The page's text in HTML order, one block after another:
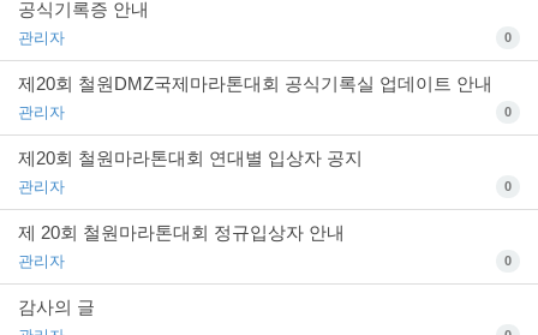
공식기록증 안내
관리자 0
제20회 철원DMZ국제마라톤대회 공식기록실 업데이트 안내
관리자 0
제20회 철원마라톤대회 연대별 입상자 공지
관리자 0
제 20회 철원마라톤대회 정규입상자 안내
관리자 0
감사의 글